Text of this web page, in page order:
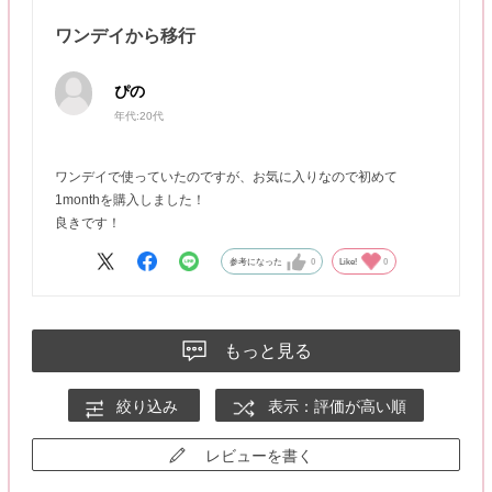
ワンデイから移行
ぴの
年代:20代
ワンデイで使っていたのですが、お気に入りなので初めて
1monthを購入しました！
良きです！
参考になった 0 Like! 0
もっと見る
絞り込み 表示：評価が高い順
レビューを書く